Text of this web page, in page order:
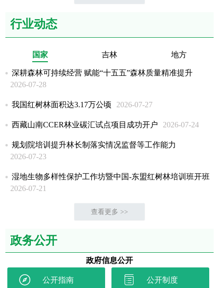
行业动态
国家 吉林 地方
深耕森林可持续经营 赋能“十五五”森林质量精准提升
2026-07-28
我国红树林面积达3.17万公顷 2026-07-27
西藏山南CCER林业碳汇试点项目成功开户 2026-07-24
规划院培训提升林长制落实情况监督等工作能力
2026-07-23
湿地生物多样性保护工作坊暨中国-东盟红树林培训班开班
2026-07-21
查看更多 >>
政务公开
政府信息公开
 公开指南  公开制度